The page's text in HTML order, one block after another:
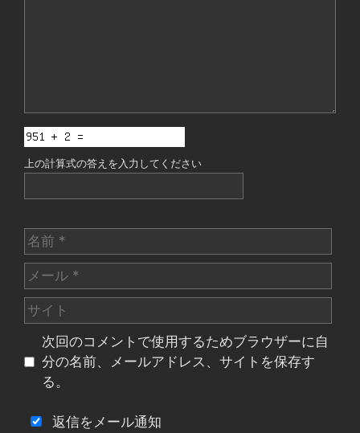
上の計算式の答えを入力してください
名
前
メ
ー
ル
サ
イ
次回のコメントで使用するためブラウザーに自
分の名前、メールアドレス、サイトを保存す
る。
返信をメール通知